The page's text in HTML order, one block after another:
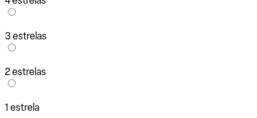
3 estrelas
2 estrelas
1 estrela